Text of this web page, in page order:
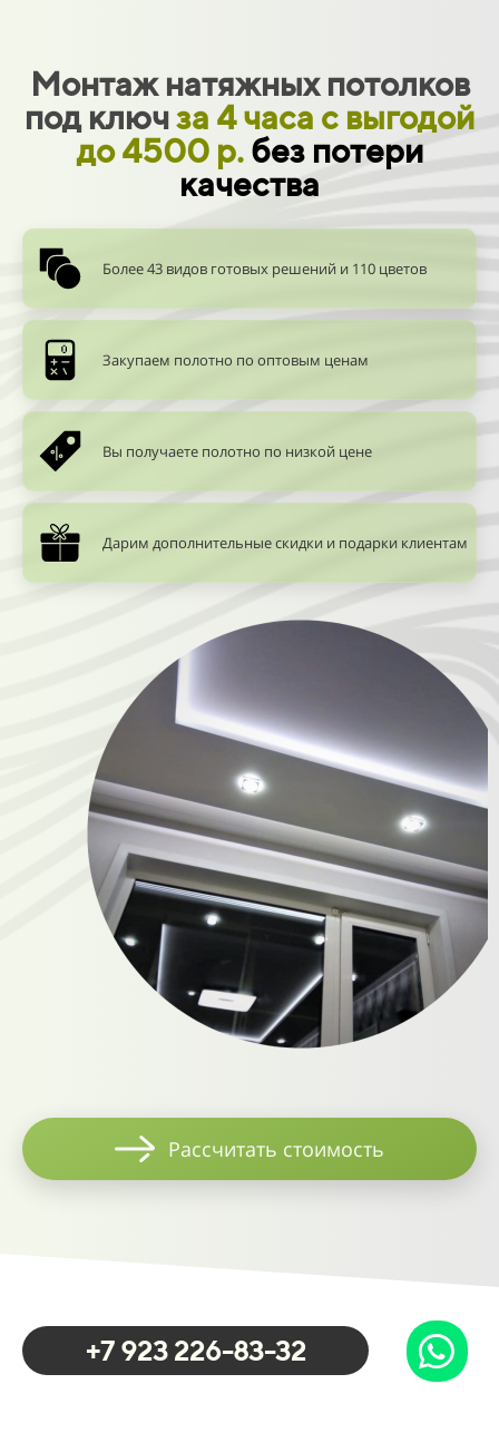
Монтаж натяжных потолков
под ключза 4 часа с выгодой
до 4500 р.без потери
качества
Более 43 видов готовых решений и 110 цветов
Закупаем полотно по оптовым ценам
Вы получаете полотно по низкой цене
Дарим дополнительные скидки и подарки клиентам
Рассчитать стоимость
+7 923 226-83-32
14
15
16
17
18
20
22
23
25
26
27
28
29
30
31
32
34
35
38
39